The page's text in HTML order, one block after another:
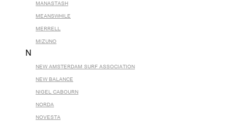
MANASTASH
MEANSWHILE
MERRELL
MIZUNO
N
NEW AMSTERDAM SURF ASSOCIATION
NEW BALANCE
NIGEL CABOURN
NORDA
NOVESTA